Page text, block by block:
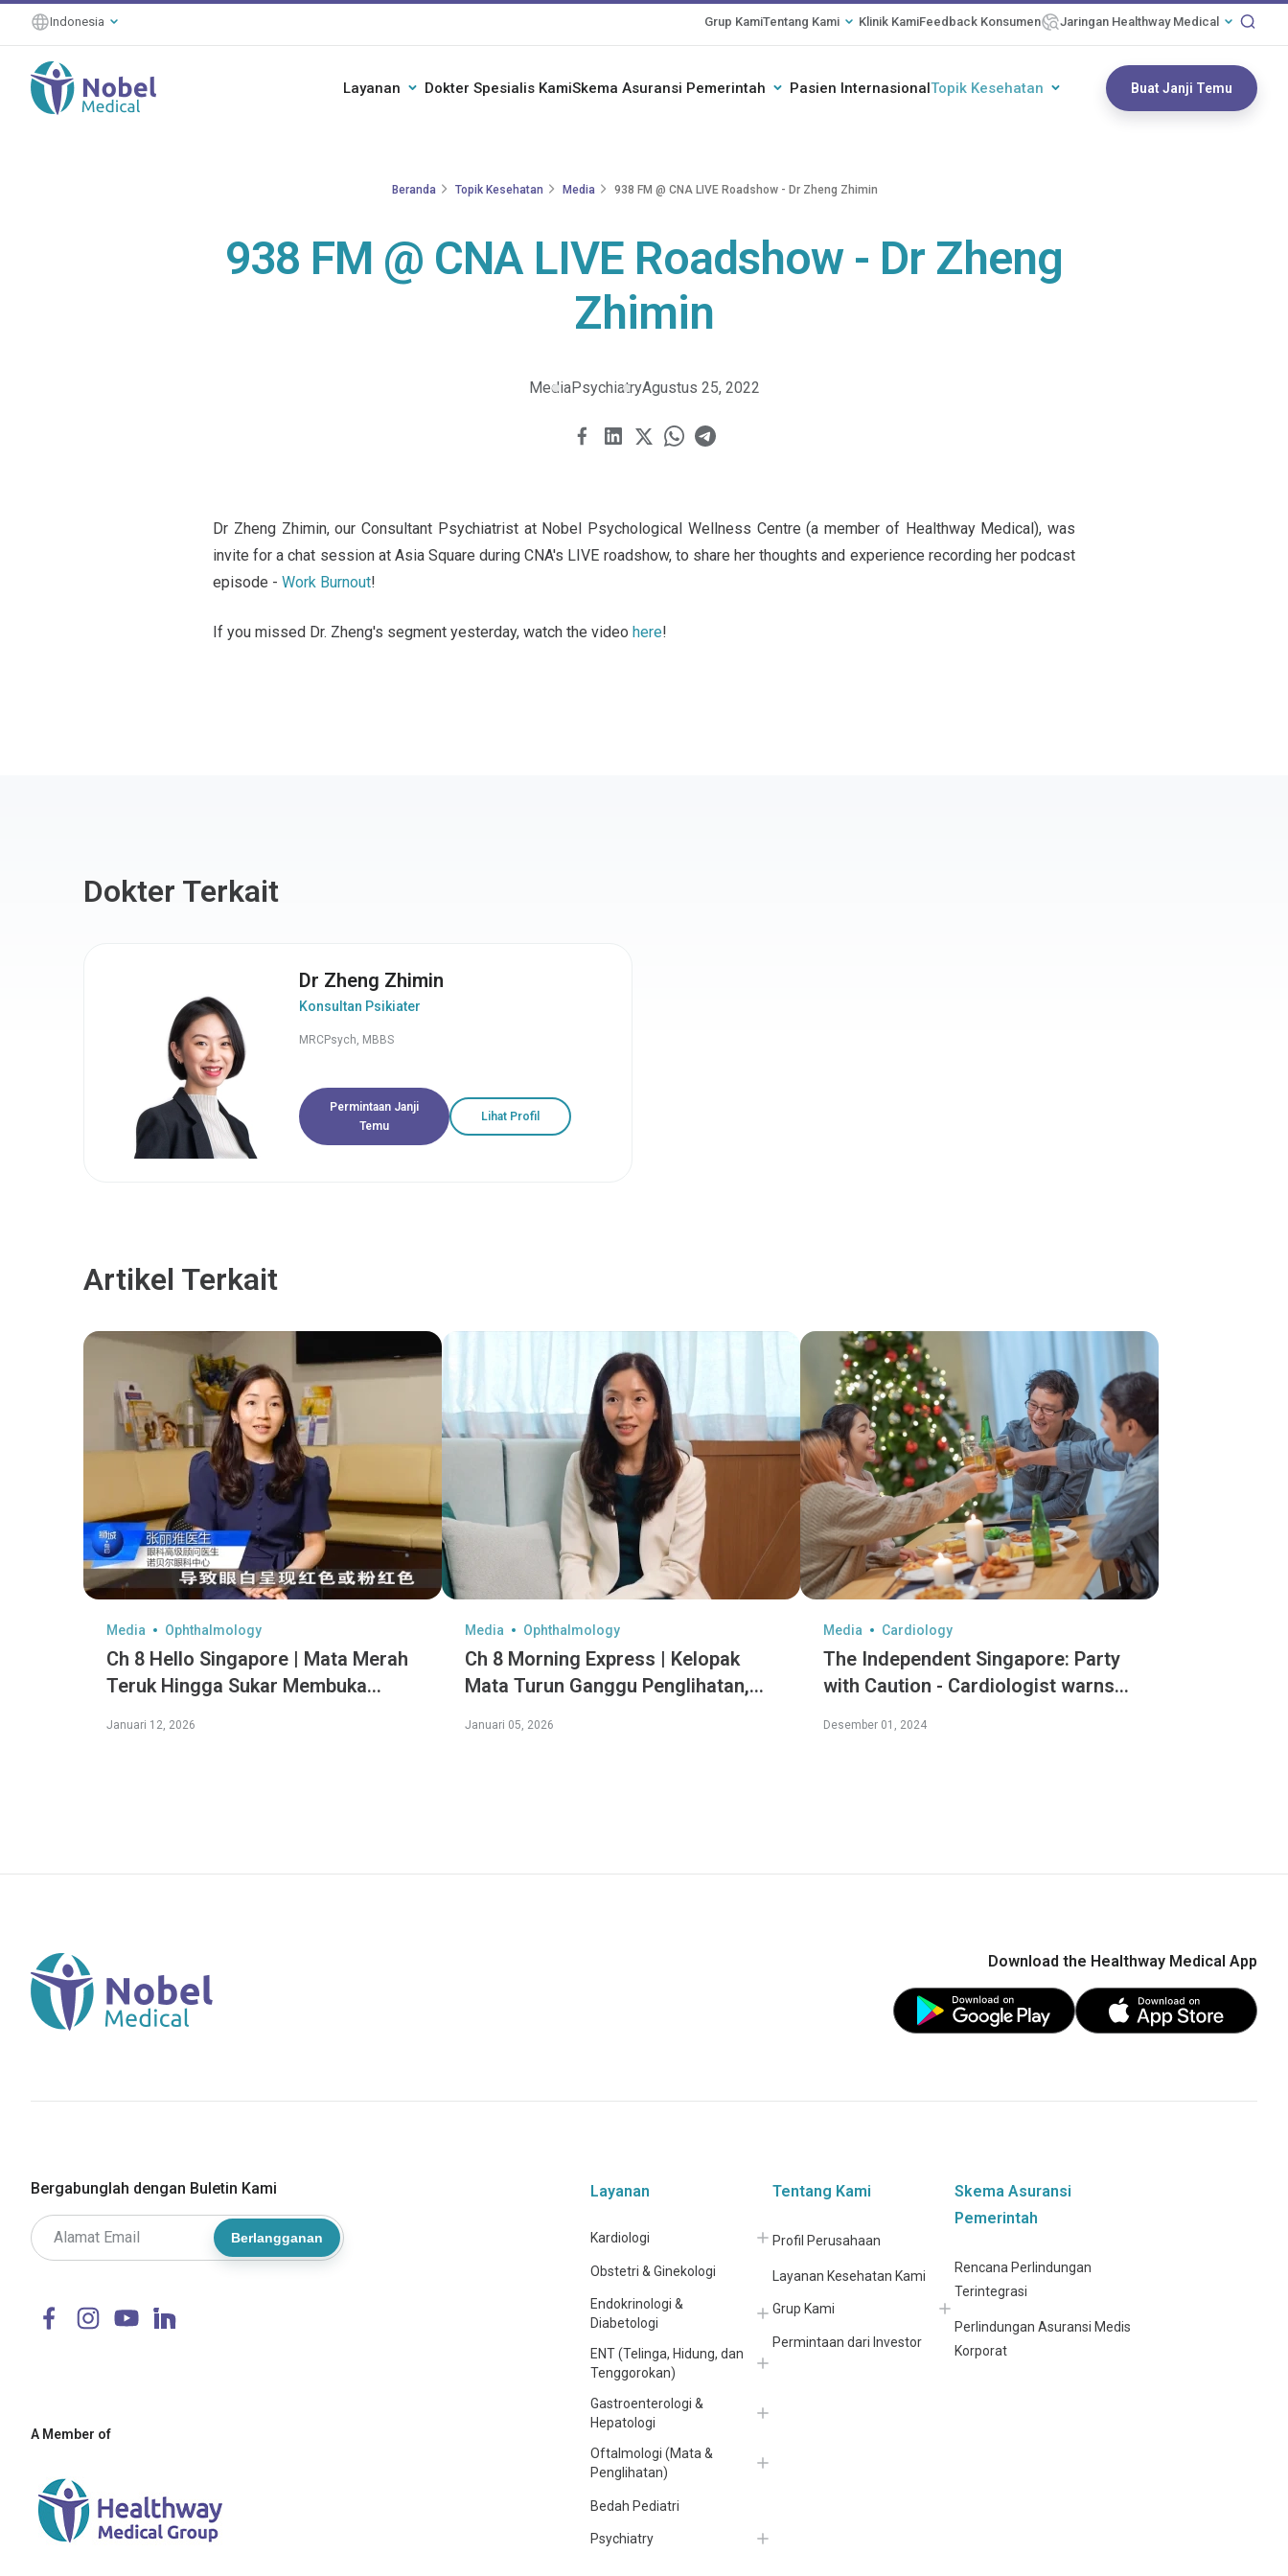
Indonesia Grup KamiTentang Kami Klinik KamiFeedback Konsumen Jaringan Healthway Medical
Layanan Dokter Spesialis KamiSkema Asuransi Pemerintah Pasien InternasionalTopik Kesehatan Buat Janji Temu
Beranda Topik Kesehatan Media 938 FM @ CNA LIVE Roadshow - Dr Zheng Zhimin
938 FM @ CNA LIVE Roadshow - Dr Zheng
Zhimin
MediaPsychiatryAgustus 25, 2022
Dr Zheng Zhimin, our Consultant Psychiatrist at Nobel Psychological Wellness Centre (a member of Healthway Medical), was
invite for a chat session at Asia Square during CNA's LIVE roadshow, to share her thoughts and experience recording her podcast
episode - Work Burnout!
If you missed Dr. Zheng's segment yesterday, watch the video here!
Dokter Terkait
Dr Zheng Zhimin
Konsultan Psikiater
MRCPsych, MBBS
Permintaan Janji
Temu
Lihat Profil
Artikel Terkait
Media Ophthalmology
Ch 8 Hello Singapore | Mata Merah
Teruk Hingga Sukar Membuka
Januari 12, 2026
Media Ophthalmology
Ch 8 Morning Express | Kelopak
Mata Turun Ganggu Penglihatan,
Januari 05, 2026
Media Cardiology
The Independent Singapore: Party
with Caution - Cardiologist warns
Desember 01, 2024
Download the Healthway Medical App
Bergabunglah dengan Buletin Kami
Berlangganan
A Member of
Layanan
Kardiologi
Obstetri & Ginekologi
Endokrinologi &
Diabetologi
ENT (Telinga, Hidung, dan
Tenggorokan)
Gastroenterologi &
Hepatologi
Oftalmologi (Mata &
Penglihatan)
Bedah Pediatri
Psychiatry
Tentang Kami
Profil Perusahaan
Layanan Kesehatan Kami
Grup Kami
Permintaan dari Investor
Skema Asuransi
Pemerintah
Rencana Perlindungan
Terintegrasi
Perlindungan Asuransi Medis
Korporat